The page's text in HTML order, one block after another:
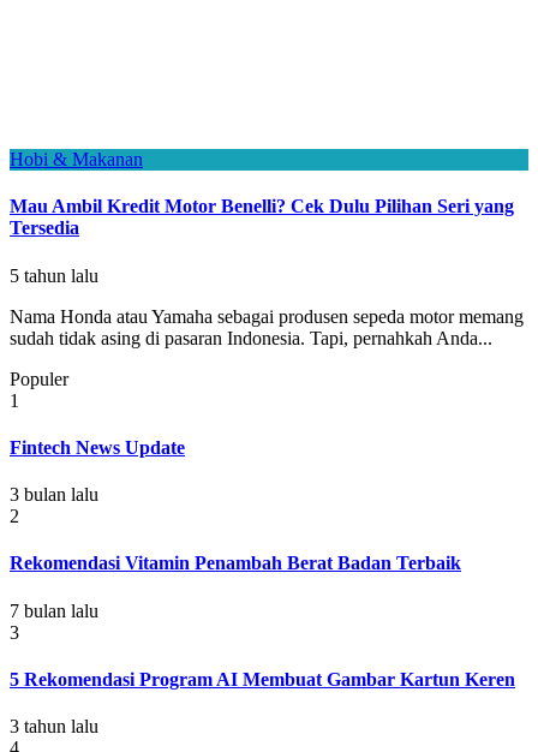
Hobi & Makanan
Mau Ambil Kredit Motor Benelli? Cek Dulu Pilihan Seri yang
Tersedia
5 tahun lalu
Nama Honda atau Yamaha sebagai produsen sepeda motor memang
sudah tidak asing di pasaran Indonesia. Tapi, pernahkah Anda...
Populer
1
Fintech News Update
3 bulan lalu
2
Rekomendasi Vitamin Penambah Berat Badan Terbaik
7 bulan lalu
3
5 Rekomendasi Program AI Membuat Gambar Kartun Keren
3 tahun lalu